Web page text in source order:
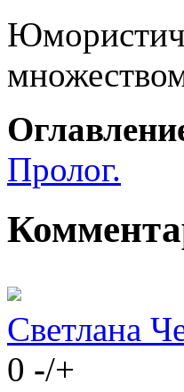
Пролог.
Светлана
0 -/+